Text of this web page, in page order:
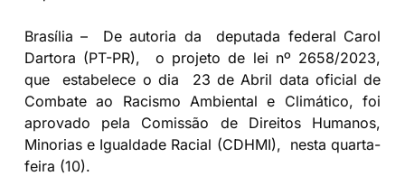
Brasília – De autoria da deputada federal Carol
Dartora (PT-PR), o projeto de lei nº 2658/2023,
que estabelece o dia 23 de Abril data oficial de
Combate ao Racismo Ambiental e Climático, foi
aprovado pela Comissão de Direitos Humanos,
Minorias e Igualdade Racial (CDHMI), nesta quarta-
feira (10).